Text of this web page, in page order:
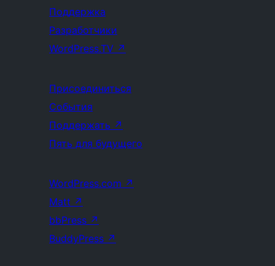
Поддержка
Разработчики
WordPress.TV ↗
Присоединиться
События
Поддержать ↗
Пять для будущего
WordPress.com ↗
Matt ↗
bbPress ↗
BuddyPress ↗